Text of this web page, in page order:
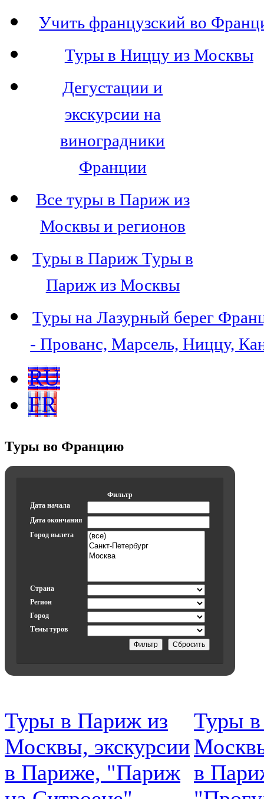
Учить французский во
Туры в Ниццу из Москвы
Дегустации и
экскурсии на
виноградники
Франции
Все туры в Париж из
Москвы и регионов
Туры в Париж Туры в
Париж из Москвы
Туры на Лазурный берег
- Прованс, Марсель, Ниццу,
RU
FR
Туры во Францию
Фильтр
Дата начала
Дата окончания
Город вылета
Страна
Регион
Город
Темы туров
Туры в Париж из
Москвы, экскурсии
в Париже, "Париж
Туры
в